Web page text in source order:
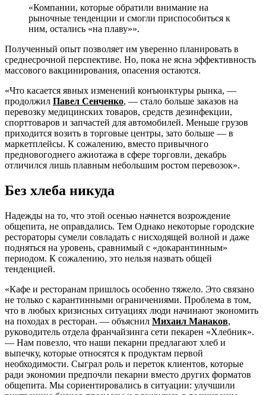
«Компании, которые обратили внимание на
рыночные тенденции и смогли приспособиться к
ним, остались «на плаву»».
Полученный опыт позволяет им уверенно планировать в
среднесрочной перспективе. Но, пока не ясна эффективность
массового вакцинирования, опасения остаются.
«Что касается явных изменений конъюнктуры рынка, —
продолжил Павел Сенченко, — стало больше заказов на
перевозку медицинских товаров, средств дезинфекции,
спорттоваров и запчастей для автомобилей. Меньше грузов
приходится возить в торговые центры, зато больше — в
маркетплейсы. К сожалению, вместо привычного
предновогоднего ажиотажа в сфере торговли, декабрь
отличился лишь плавным небольшим ростом перевозок».
Без хлеба никуда
Надежды на то, что этой осенью начнется возрождение
общепита, не оправдались. Тем Однако некоторые городские
рестораторы сумели совладать с нисходящей волной и даже
подняться на уровень, сравнимый с «докарантинным»
периодом. К сожалению, это нельзя назвать общей
тенденцией.
«Кафе и ресторанам пришлось особенно тяжело. Это связано
не только с карантинными ограничениями. Проблема в том,
что в любых кризисных ситуациях люди начинают экономить
на походах в ресторан. — объяснил Михаил Манаков,
руководитель отдела франчайзинга сети пекарен «Хлебник».
— Нам повезло, что наши пекарни предлагают хлеб и
выпечку, которые относятся к продуктам первой
необходимости. Сыграл роль и переток клиентов, которые
ради экономии предпочли пекарни вместо других форматов
общепита. Мы сориентировались в ситуации: улучшили